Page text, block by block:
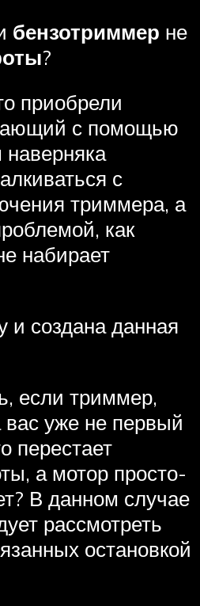
бензотриммер не
?
приобрели
с помощью
наверняка
с
триммера, а
как
набирает
и создана данная
если триммер,
уже не первый
перестает
а мотор просто-
В данном случае
рассмотреть
остановкой